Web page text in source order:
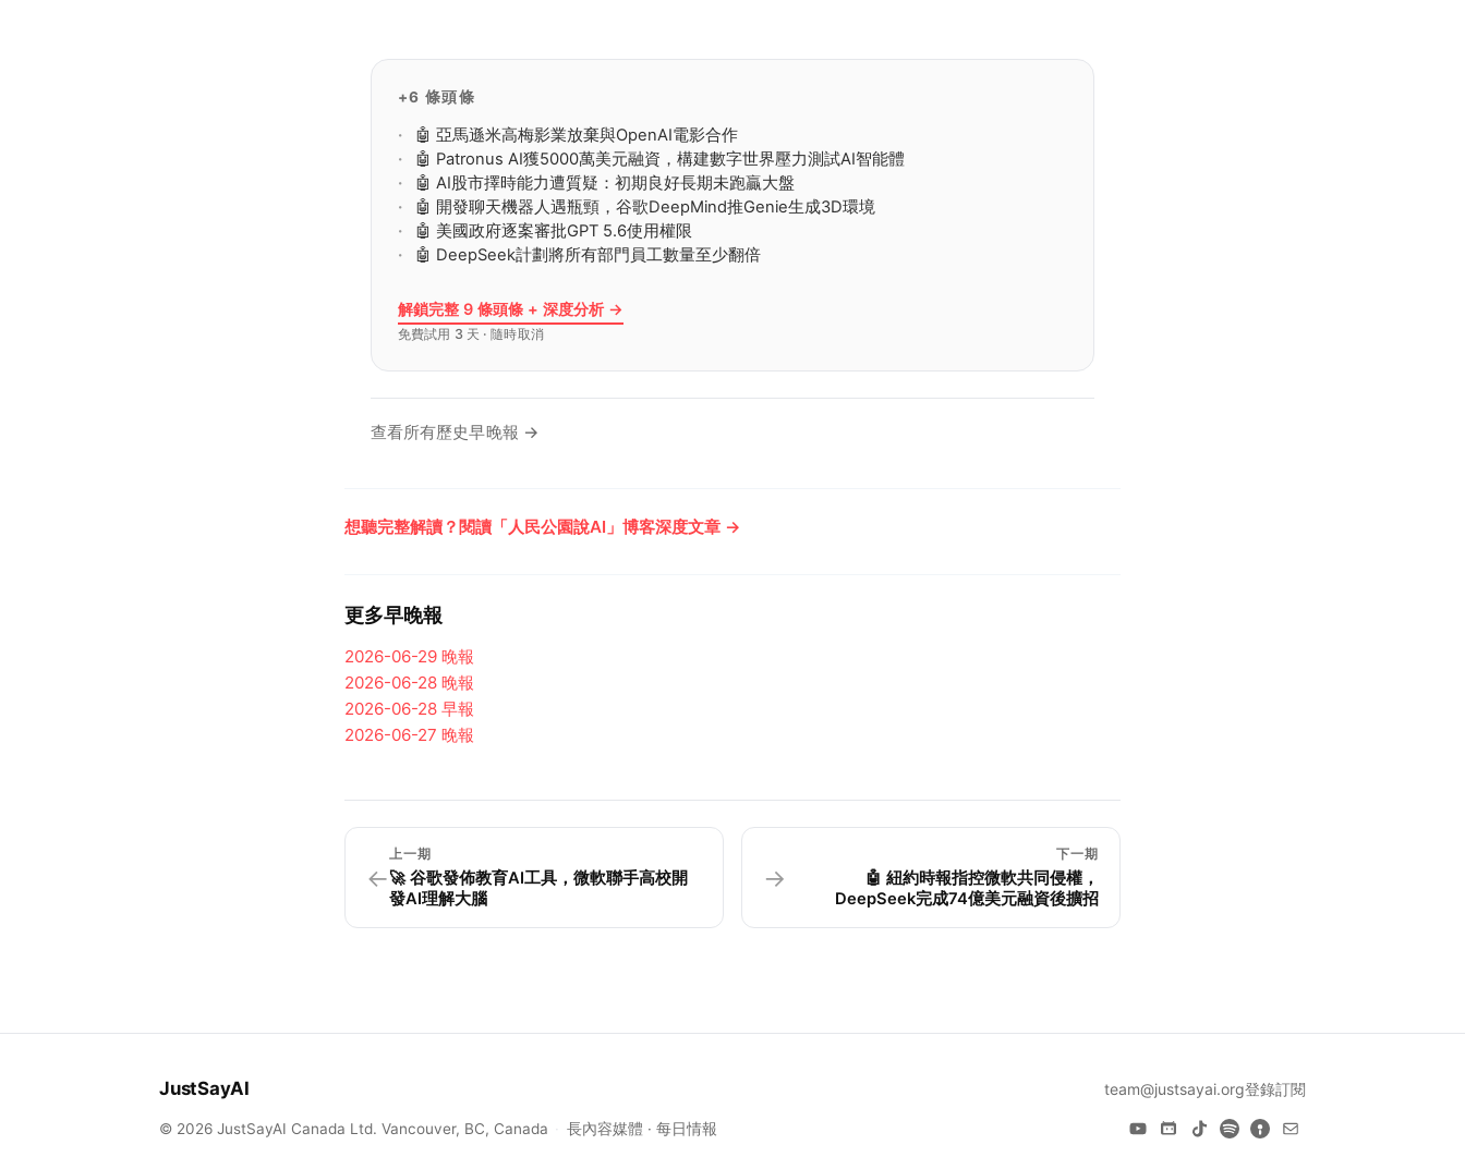
+6 條頭條
🤖 亞馬遜米高梅影業放棄與OpenAI電影合作
🤖 Patronus AI獲5000萬美元融資，構建數字世界壓力測試AI智能體
🤖 AI股市擇時能力遭質疑：初期良好長期未跑贏大盤
🤖 開發聊天機器人遇瓶頸，谷歌DeepMind推Genie生成3D環境
🤖 美國政府逐案審批GPT 5.6使用權限
🤖 DeepSeek計劃將所有部門員工數量至少翻倍
解鎖完整 9 條頭條 + 深度分析 →
免費試用 3 天 · 隨時取消
查看所有歷史早晚報 →
想聽完整解讀？閱讀「人民公園說AI」博客深度文章 →
更多早晚報
2026-06-29 晚報
2026-06-28 晚報
2026-06-28 早報
2026-06-27 晚報
←
上一期
🚀 谷歌發佈教育AI工具，微軟聯手高校開
發AI理解大腦
下一期
🤖 紐約時報指控微軟共同侵權，
DeepSeek完成74億美元融資後擴招
→
JustSayAI
© 2026 JustSayAI Canada Ltd. Vancouver, BC, Canada 長內容媒體 · 每日情報
team@justsayai.org登錄訂閱